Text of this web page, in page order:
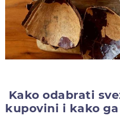
Kako odabrati
kupovini i kako